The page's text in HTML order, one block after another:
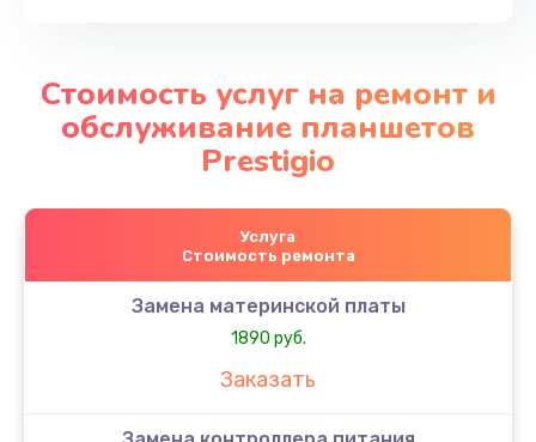
Стоимость услуг на ремонт и
обслуживание планшетов
Prestigio
Услуга
Стоимость ремонта
Замена материнской платы
1890 руб.
Заказать